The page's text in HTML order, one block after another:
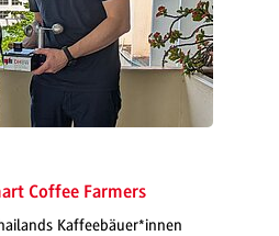
Coffee Farmers
Kaffeebäuer*innen